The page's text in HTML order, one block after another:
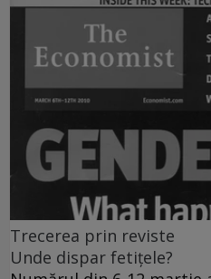
Trecerea prin reviste
Unde dispar fetiţele?